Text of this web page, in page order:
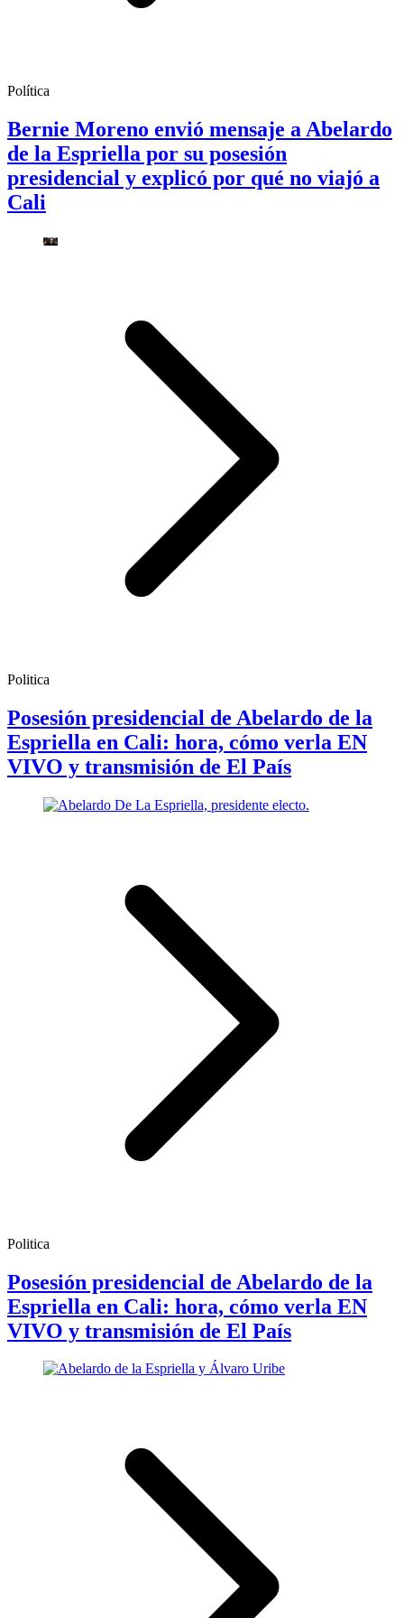
Política
Bernie Moreno envió mensaje a Abelardo
de la Espriella por su posesión
presidencial y explicó por qué no viajó a
Cali
Politica
Posesión presidencial de Abelardo de la
Espriella en Cali: hora, cómo verla EN
VIVO y transmisión de El País
Politica
Posesión presidencial de Abelardo de la
Espriella en Cali: hora, cómo verla EN
VIVO y transmisión de El País